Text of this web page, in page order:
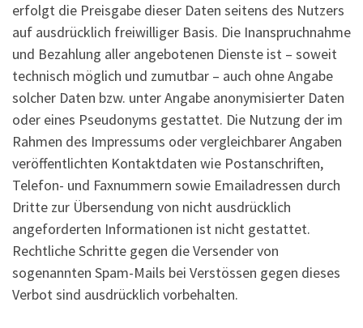
erfolgt die Preisgabe dieser Daten seitens des Nutzers
auf ausdrücklich freiwilliger Basis. Die Inanspruchnahme
und Bezahlung aller angebotenen Dienste ist – soweit
technisch möglich und zumutbar – auch ohne Angabe
solcher Daten bzw. unter Angabe anonymisierter Daten
oder eines Pseudonyms gestattet. Die Nutzung der im
Rahmen des Impressums oder vergleichbarer Angaben
veröffentlichten Kontaktdaten wie Postanschriften,
Telefon- und Faxnummern sowie Emailadressen durch
Dritte zur Übersendung von nicht ausdrücklich
angeforderten Informationen ist nicht gestattet.
Rechtliche Schritte gegen die Versender von
sogenannten Spam-Mails bei Verstössen gegen dieses
Verbot sind ausdrücklich vorbehalten.